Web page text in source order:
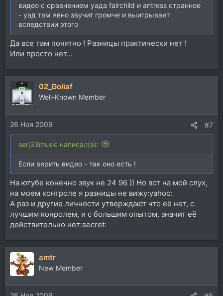
видео с сравнением уада fairchild и antress странное
- уад там явно звучит громче и выигрывает
вследствии этого
Да все там понятно ! Разницы практически нет !
Или просто нет...
02_Goliaf
Well-Known Member
26 Ноя 2009 #7
serj33music написал(а):
Если верить видео - так оно есть !
На ютубе конечно звук не 24 96 )) Но вот на мой слух,
на моем контроле я разницы не вижу:yahoo:
А раз и другие личности утверждают что её нет, с
лучшим конролем, и с большим опытом, значит её
действительно нет:secret:
amtr
New Member